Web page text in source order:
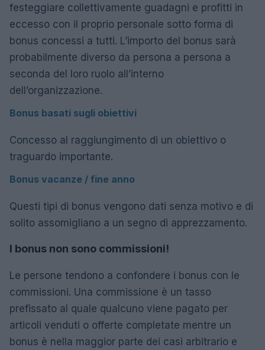
festeggiare collettivamente guadagni e profitti in
eccesso con il proprio personale sotto forma di
bonus concessi a tutti. L’importo del bonus sarà
probabilmente diverso da persona a persona a
seconda del loro ruolo all’interno
dell’organizzazione.
Bonus basati sugli obiettivi
Concesso al raggiungimento di un obiettivo o
traguardo importante.
Bonus vacanze / fine anno
Questi tipi di bonus vengono dati senza motivo e di
solito assomigliano a un segno di apprezzamento.
I bonus non sono commissioni!
Le persone tendono a confondere i bonus con le
commissioni. Una commissione è un tasso
prefissato al quale qualcuno viene pagato per
articoli venduti o offerte completate mentre un
bonus è nella maggior parte dei casi arbitrario e